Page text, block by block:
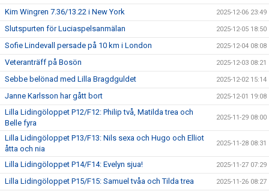
Kim Wingren 7.36/13.22 i New York 2025-12-06 23:49
Slutspurten för Luciaspelsanmälan 2025-12-05 18:50
Sofie Lindevall persade på 10 km i London 2025-12-04 08:08
Veteranträff på Bosön 2025-12-03 08:21
Sebbe belönad med Lilla Bragdguldet 2025-12-02 15:14
Janne Karlsson har gått bort 2025-12-01 19:08
Lilla Lidingöloppet P12/F12: Philip två, Matilda trea och
Belle fyra
2025-11-29 08:00
Lilla Lidingöloppet P13/F13: Nils sexa och Hugo och Elliot
åtta och nia
2025-11-28 08:31
Lilla Lidingöloppet P14/F14: Evelyn sjua! 2025-11-27 07:29
Lilla Lidingöloppet P15/F15: Samuel tvåa och Tilda trea 2025-11-26 08:27